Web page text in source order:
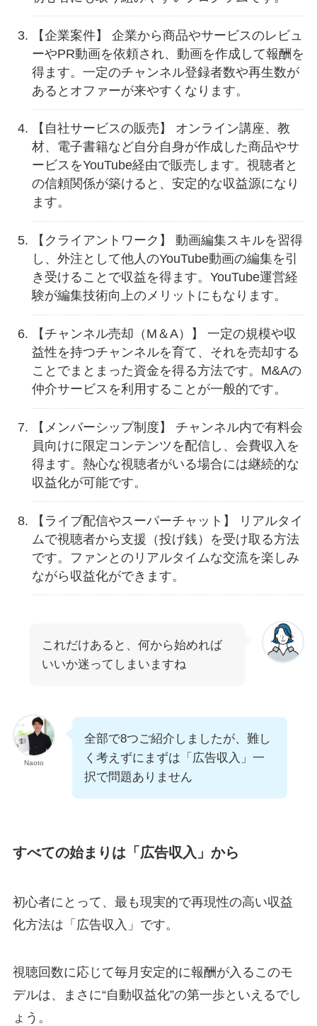
【企業案件】 企業から商品やサービスのレビュ
ーやPR動画を依頼され、動画を作成して報酬を
得ます。一定のチャンネル登録者数や再生数が
あるとオファーが来やすくなります。
【自社サービスの販売】 オンライン講座、教
材、電子書籍など自分自身が作成した商品やサ
ービスをYouTube経由で販売します。視聴者と
の信頼関係が築けると、安定的な収益源になり
ます。
【クライアントワーク】 動画編集スキルを習得
し、外注として他人のYouTube動画の編集を引
き受けることで収益を得ます。YouTube運営経
験が編集技術向上のメリットにもなります。
【チャンネル売却（M＆A）】 一定の規模や収
益性を持つチャンネルを育て、それを売却する
ことでまとまった資金を得る方法です。M&Aの
仲介サービスを利用することが一般的です。
【メンバーシップ制度】 チャンネル内で有料会
員向けに限定コンテンツを配信し、会費収入を
得ます。熱心な視聴者がいる場合には継続的な
収益化が可能です。
【ライブ配信やスーパーチャット】 リアルタイ
ムで視聴者から支援（投げ銭）を受け取る方法
です。ファンとのリアルタイムな交流を楽しみ
ながら収益化ができます。
これだけあると、何から始めれば
いいか迷ってしまいますね
Naoto
全部で8つご紹介しましたが、難し
く考えずにまずは「広告収入」一
択で問題ありません
すべての始まりは「広告収入」から
初心者にとって、最も現実的で再現性の高い収益
化方法は「広告収入」です。
視聴回数に応じて毎月安定的に報酬が入るこのモ
デルは、まさに“自動収益化”の第一歩といえるでし
ょう。